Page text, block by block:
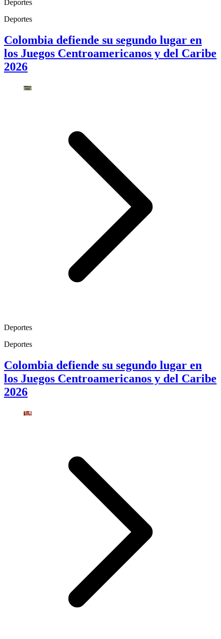
Deportes
Deportes
Colombia defiende su segundo lugar en
los Juegos Centroamericanos y del Caribe
2026
Deportes
Deportes
Colombia defiende su segundo lugar en
los Juegos Centroamericanos y del Caribe
2026